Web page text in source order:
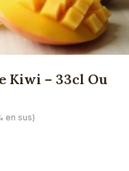
Kiwi – 33cl Ou
en sus)